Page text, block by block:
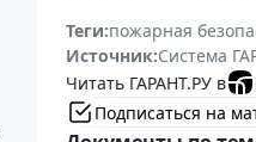
Теги:пожарная
Источник:Система
Читать ГАРАНТ.РУ в
Подписаться на